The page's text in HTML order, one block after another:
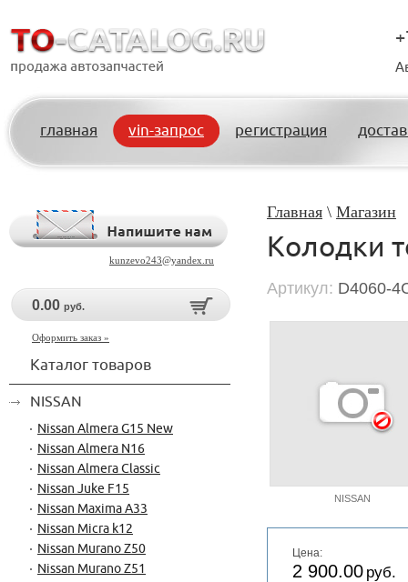
главная vin-запрос регистрация
Главная \ Магазин
Колодки
Артикул: D4060-
NISSAN
Цена:
2 900.00 руб.
kunzevo243@yandex.ru
0.00 руб.
Оформить заказ »
Каталог товаров
NISSAN
Nissan Almera G15 New
Nissan Almera N16
Nissan Almera Classic
Nissan Juke F15
Nissan Maxima A33
Nissan Micra k12
Nissan Murano Z50
Nissan Murano Z51